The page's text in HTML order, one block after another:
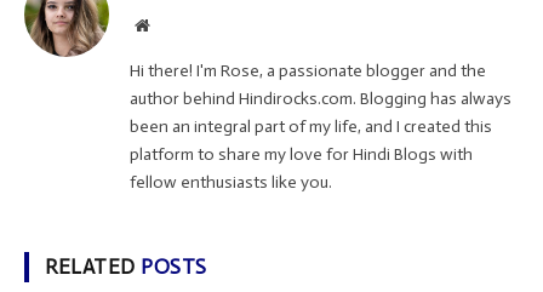
Website
Hi there! I'm Rose, a passionate blogger and the
author behind Hindirocks.com. Blogging has always
been an integral part of my life, and I created this
platform to share my love for Hindi Blogs with
fellow enthusiasts like you.
RELATED POSTS